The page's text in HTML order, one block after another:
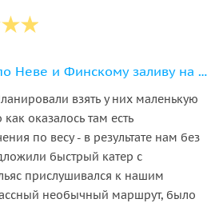
Большая прогулка по Неве и Финскому заливу на катере без капитана
взять у них маленькую
оказалось там есть
по весу - в результате нам без
быстрый катер с
прислушивался к нашим
необычный маршрут, было